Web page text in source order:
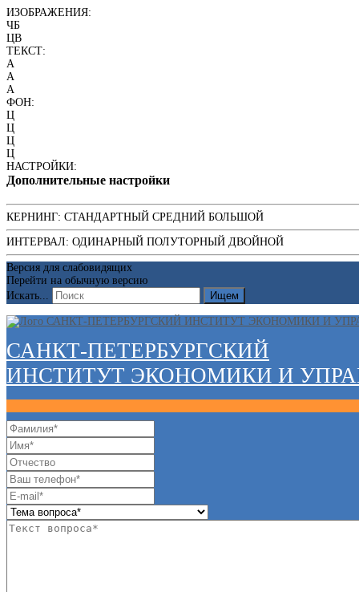
ИЗОБРАЖЕНИЯ:
ЧБ
ЦВ
ТЕКСТ:
A
A
A
ФОН:
Ц
Ц
Ц
Ц
НАСТРОЙКИ:
Дополнительные настройки
КЕРНИНГ: СТАНДАРТНЫЙ СРЕДНИЙ БОЛЬШОЙ
ИНТЕРВАЛ: ОДИНАРНЫЙ ПОЛУТОРНЫЙ ДВОЙНОЙ
Версия для слабовидящих
Перейти на обычную версию
Искать...
Ищем
САНКТ-ПЕТЕРБУРГСКИЙ
ИНСТИТУТ ЭКОНОМИКИ И